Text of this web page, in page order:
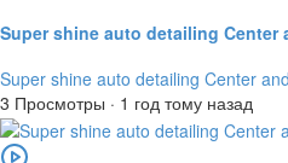
Super shine auto detailing Center
Super shine auto detailing Center
3 Просмотры · 1 год тому назад